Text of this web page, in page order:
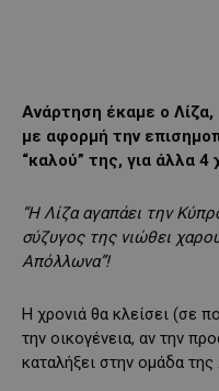
Ανάρτηση έκαμε ο Λίζα,
με αφορμή την
“καλού” της, για άλλα
“Η Λίζα αγαπάει την
σύζυγος της νιώθει
Απόλλωνα”!
H χρονιά θα κλείσει (σε
την οικογένεια, αν την
καταλήξει στην ομάδα